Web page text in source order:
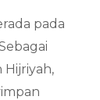
pada